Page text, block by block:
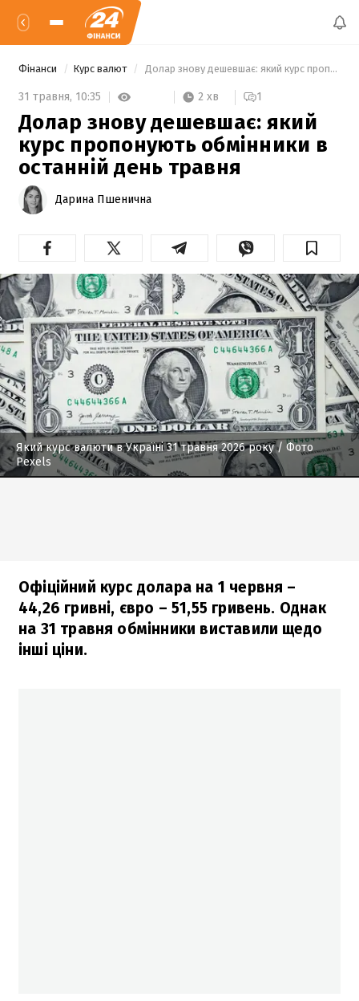
Фінанси Курс валют Долар знову дешевшає: який курс пропонують обмінники в останній день травня
31 травня, 10:35 2 хв 1
Долар знову дешевшає: який
курс пропонують обмінники в
останній день травня
Дарина Пшенична
Який курс валюти в Україні 31 травня 2026 року/ Фото
Pexels
Офіційний курс долара на 1 червня –
44,26 гривні, євро – 51,55 гривень. Однак
на 31 травня обмінники виставили щедо
інші ціни.